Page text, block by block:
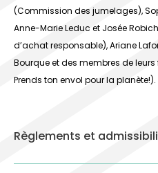
(Commission des jumelages),
Anne-Marie Leduc et Josée
d’achat responsable), Ariane
Bourque et des membres de
Prends ton envol pour la planète!).
Règlements et